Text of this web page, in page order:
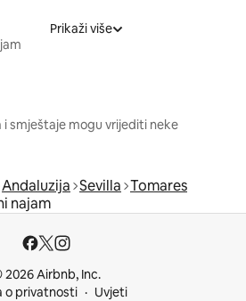
Prikaži više
smještaje mogu vrijediti neke
Andaluzija Sevilla Tomares
najam
2026 Airbnb, Inc.
o privatnosti
Uvjeti